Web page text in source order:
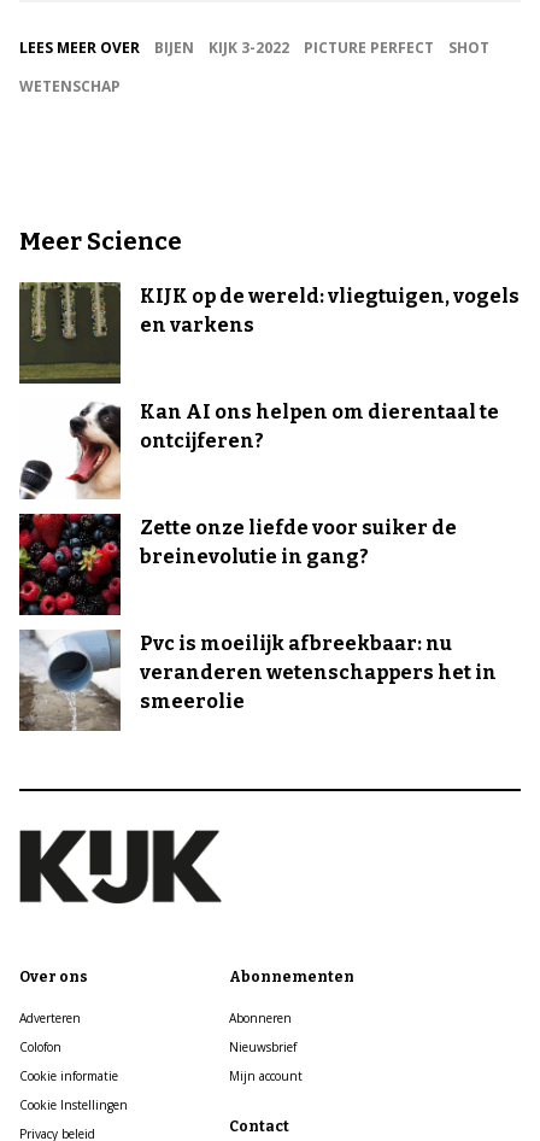
LEES MEER OVER BIJEN KIJK 3-2022 PICTURE PERFECT
SHOT
WETENSCHAP
Meer Science
KIJK op de wereld: vliegtuigen, vogels
en varkens
Kan AI ons helpen om dierentaal te
ontcijferen?
Zette onze liefde voor suiker de
breinevolutie in gang?
Pvc is moeilijk afbreekbaar: nu
veranderen wetenschappers het in
smeerolie
Over ons
Adverteren
Colofon
Cookie informatie
Cookie Instellingen
Privacy beleid
Abonnementen
Abonneren
Nieuwsbrief
Mijn account
Contact